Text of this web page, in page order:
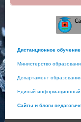
Дистанционное обучение
Министерство
Департамент
Единый информационный
Сайты и блоги